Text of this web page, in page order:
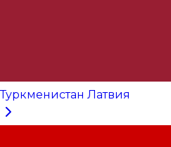
Туркменистан Латвия